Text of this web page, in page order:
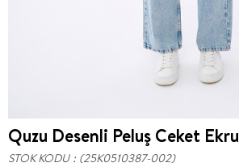
Quzu Desenli Peluş Ceket Ekru
STOK KODU (25K0510387-002)